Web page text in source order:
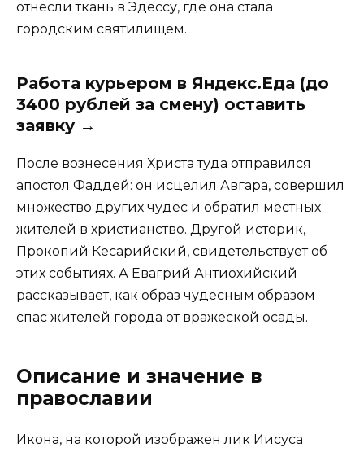
отнесли ткань в Эдессу, где она стала
городским святилищем.
Работа курьером в Яндекс.Еда (до
3400 рублей за смену) оставить
заявку →
После вознесения Христа туда отправился
апостол Фаддей: он исцелил Авгара, совершил
множество других чудес и обратил местных
жителей в христианство. Другой историк,
Прокопий Кесарийский, свидетельствует об
этих событиях. А Евагрий Антиохийский
рассказывает, как образ чудесным образом
спас жителей города от вражеской осады.
Описание и значение в
православии
Икона, на которой изображен лик Иисуса